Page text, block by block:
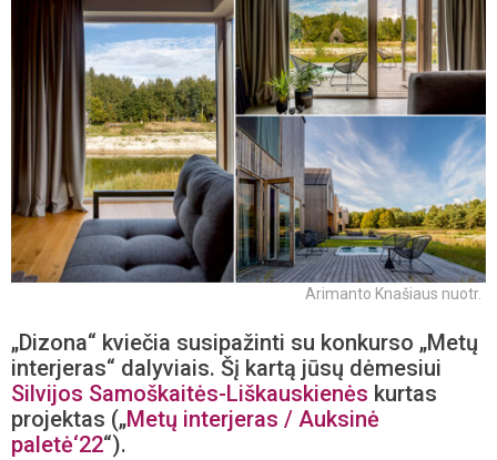
Arimanto Knašiaus nuotr.
„Dizona“ kviečia susipažinti su konkurso „Metų
interjeras“ dalyviais. Šį kartą jūsų dėmesiui
Silvijos Samoškaitės-Liškauskienės kurtas
projektas („Metų interjeras / Auksinė
paletė‘22“).